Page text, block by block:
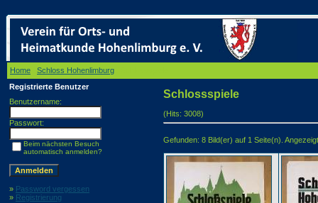
Home Schloss Hohenlimburg
Registrierte Benutzer
Benutzername:
Passwort:
Beim nächsten Besuch
automatisch anmelden?
» Password vergessen
» Registrierung
Schlossspiele
(Hits: 3008)
Gefunden: 8 Bild(er) auf 1 Seite(n).